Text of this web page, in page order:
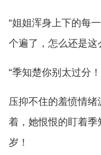
“姐姐浑身上下的每
个遍了，怎么还是这
“季知楚你别太过分！
压抑不住的羞愤情
着，她恨恨的盯着
岁！